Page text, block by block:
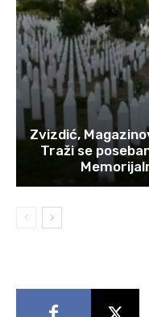
Zvizdić,
Traži se